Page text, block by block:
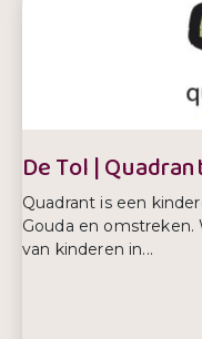
De Tol |
Quadrant is een
Gouda en
van kinderen in...